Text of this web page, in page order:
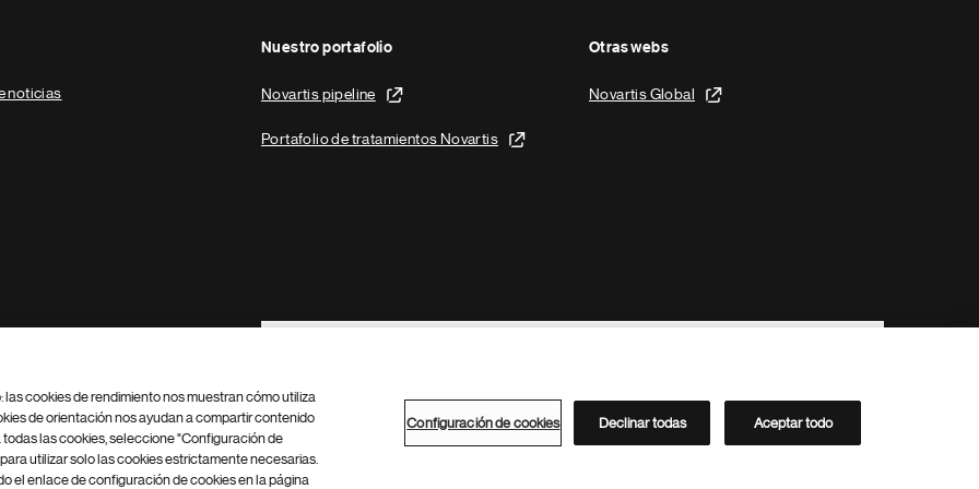
noticias
Nuestro portafolio
Novartis pipeline
Portafolio de tratamientos Novartis
Otras webs
Novartis Global
Footer Site Search
Configuración de cookies Mapa del sitio
Directorio de Novartis
cookies de rendimiento nos muestran cómo utiliza
de orientación nos ayudan a compartir contenido
las cookies, seleccione "Configuración de
utilizar solo las cookies estrictamente necesarias.
el enlace de configuración de cookies en la página
Configuración de cookies Declinar todas Aceptar todo